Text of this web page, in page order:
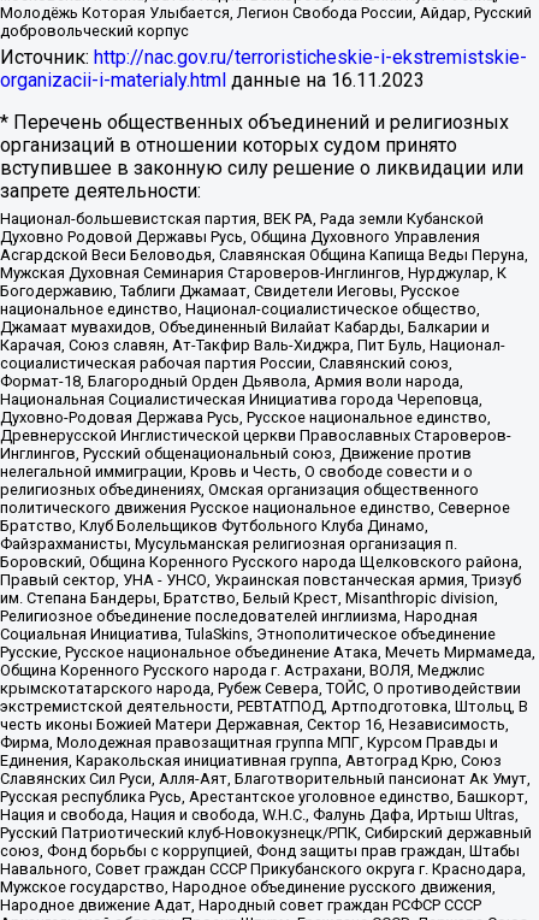
Молодёжь Которая Улыбается, Легион Свобода России, Айдар, Русский
добровольческий корпус
Источник: http://nac.gov.ru/terroristicheskie-i-ekstremistskie-
organizacii-i-materialy.html данные на 16.11.2023
* Перечень общественных объединений и религиозных
организаций в отношении которых судом принято
вступившее в законную силу решение о ликвидации или
запрете деятельности:
Национал-большевистская партия, ВЕК РА, Рада земли Кубанской
Духовно Родовой Державы Русь, Община Духовного Управления
Асгардской Веси Беловодья, Славянская Община Капища Веды Перуна,
Мужская Духовная Семинария Староверов-Инглингов, Нурджулар, К
Богодержавию, Таблиги Джамаат, Свидетели Иеговы, Русское
национальное единство, Национал-социалистическое общество,
Джамаат мувахидов, Объединенный Вилайат Кабарды, Балкарии и
Карачая, Союз славян, Ат-Такфир Валь-Хиджра, Пит Буль, Национал-
социалистическая рабочая партия России, Славянский союз,
Формат-18, Благородный Орден Дьявола, Армия воли народа,
Национальная Социалистическая Инициатива города Череповца,
Духовно-Родовая Держава Русь, Русское национальное единство,
Древнерусской Инглистической церкви Православных Староверов-
Инглингов, Русский общенациональный союз, Движение против
нелегальной иммиграции, Кровь и Честь, О свободе совести и о
религиозных объединениях, Омская организация общественного
политического движения Русское национальное единство, Северное
Братство, Клуб Болельщиков Футбольного Клуба Динамо,
Файзрахманисты, Мусульманская религиозная организация п.
Боровский, Община Коренного Русского народа Щелковского района,
Правый сектор, УНА - УНСО, Украинская повстанческая армия, Тризуб
им. Степана Бандеры, Братство, Белый Крест, Misanthropic division,
Религиозное объединение последователей инглиизма, Народная
Социальная Инициатива, TulaSkins, Этнополитическое объединение
Русские, Русское национальное объединение Атака, Мечеть Мирмамеда,
Община Коренного Русского народа г. Астрахани, ВОЛЯ, Меджлис
крымскотатарского народа, Рубеж Севера, ТОЙС, О противодействии
экстремистской деятельности, РЕВТАТПОД, Артподготовка, Штольц, В
честь иконы Божией Матери Державная, Сектор 16, Независимость,
Фирма, Молодежная правозащитная группа МПГ, Курсом Правды и
Единения, Каракольская инициативная группа, Автоград Крю, Союз
Славянских Сил Руси, Алля-Аят, Благотворительный пансионат Ак Умут,
Русская республика Русь, Арестантское уголовное единство, Башкорт,
Нация и свобода, Нация и свобода, W.H.С., Фалунь Дафа, Иртыш Ultras,
Русский Патриотический клуб-Новокузнецк/РПК, Сибирский державный
союз, Фонд борьбы с коррупцией, Фонд защиты прав граждан, Штабы
Навального, Совет граждан СССР Прикубанского округа г. Краснодара,
Мужское государство, Народное объединение русского движения,
Народное движение Адат, Народный совет граждан РСФСР СССР